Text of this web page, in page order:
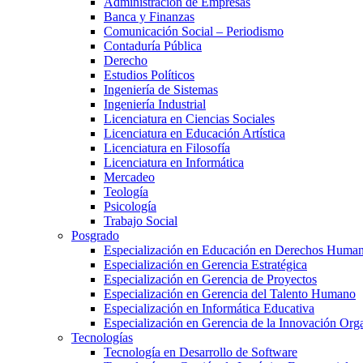
Banca y Finanzas
Comunicación Social – Periodismo
Contaduría Pública
Derecho
Estudios Políticos
Ingeniería de Sistemas
Ingeniería Industrial
Licenciatura en Ciencias Sociales
Licenciatura en Educación Artística
Licenciatura en Filosofía
Licenciatura en Informática
Mercadeo
Teología
Psicología
Trabajo Social
Posgrado
Especialización en Educación en Derechos
Especialización en Gerencia Estratégica
Especialización en Gerencia de Proyectos
Especialización en Gerencia del Talento Humano
Especialización en Informática Educativa
Especialización en Gerencia de la Innovación
Tecnologías
Tecnología en Desarrollo de Software